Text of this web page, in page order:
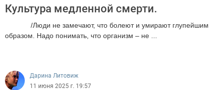
Культура медленной смерти.
/Люди не замечают, что болеют и умирают глупейшим
образом. Надо понимать, что организм – не ...
Дарина Литовиж
11 июня 2025 г. 19:57